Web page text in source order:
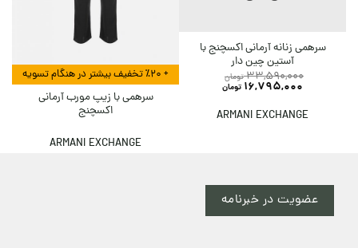
سرهمی زنانه آرمانی اکسچنج با
آستین چین دار
33,590,000 تومان
16,795,000 تومان
ARMANI EXCHANGE
+ ٪۲۰ تخفیف بیشتر در هنگام تسویه
سرهمی با زیپ مورب آرمانی
اکسچنج
ARMANI EXCHANGE
عضویت در خبرنامه